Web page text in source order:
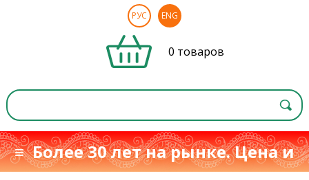
РУС ENG
0 товаров
≡ Более 30 лет на рынке. Цена и